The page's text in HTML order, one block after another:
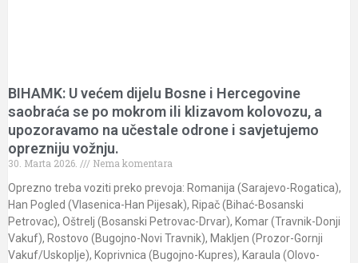
BIHAMK: U većem dijelu Bosne i Hercegovine
saobraća se po mokrom ili klizavom kolovozu, a
upozoravamo na učestale odrone i savjetujemo
oprezniju vožnju.
30. Marta 2026.
Nema komentara
Oprezno treba voziti preko prevoja: Romanija (Sarajevo-Rogatica),
Han Pogled (Vlasenica-Han Pijesak), Ripač (Bihać-Bosanski
Petrovac), Oštrelj (Bosanski Petrovac-Drvar), Komar (Travnik-Donji
Vakuf), Rostovo (Bugojno-Novi Travnik), Makljen (Prozor-Gornji
Vakuf/Uskoplje), Koprivnica (Bugojno-Kupres), Karaula (Olovo-